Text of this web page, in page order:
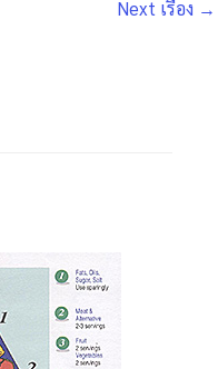
Next เรื่อง →